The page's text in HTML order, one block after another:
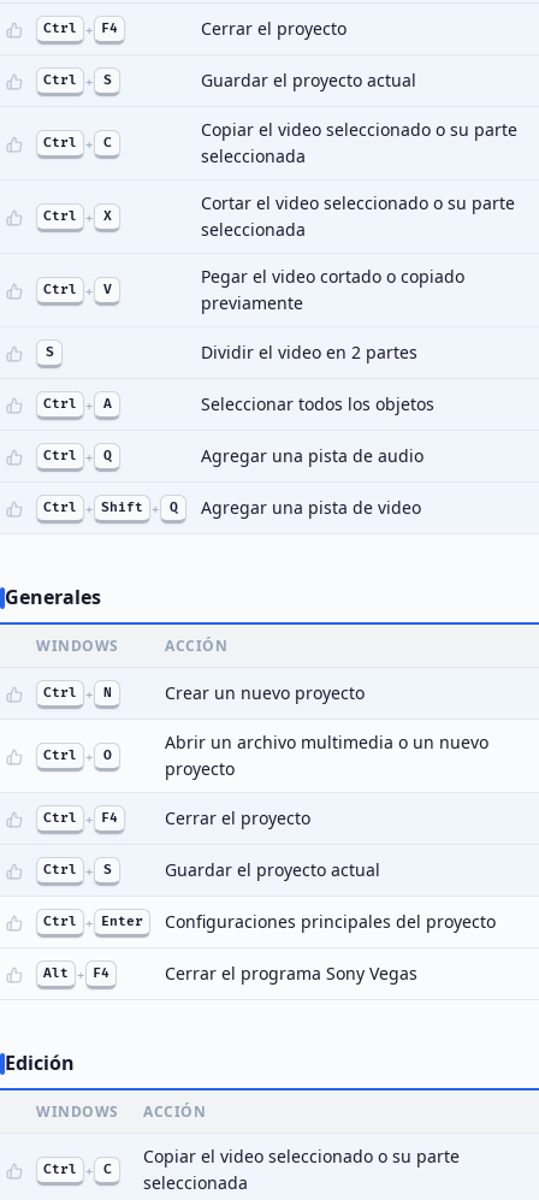
Ctrl + F4 Cerrar el proyecto
Ctrl + S Guardar el proyecto actual
Ctrl + C
Copiar el video seleccionado o su parte
seleccionada
Ctrl + X
Cortar el video seleccionado o su parte
seleccionada
Ctrl + V
Pegar el video cortado o copiado
previamente
S Dividir el video en 2 partes
Ctrl + A Seleccionar todos los objetos
Ctrl + Q Agregar una pista de audio
Ctrl + Shift + Q Agregar una pista de video
Generales
WINDOWS ACCIÓN
Ctrl + N Crear un nuevo proyecto
Ctrl + O
Abrir un archivo multimedia o un nuevo
proyecto
Ctrl + F4 Cerrar el proyecto
Ctrl + S Guardar el proyecto actual
Ctrl + Enter Configuraciones principales del proyecto
Alt + F4 Cerrar el programa Sony Vegas
Edición
WINDOWS ACCIÓN
Ctrl + C
Copiar el video seleccionado o su parte
seleccionada